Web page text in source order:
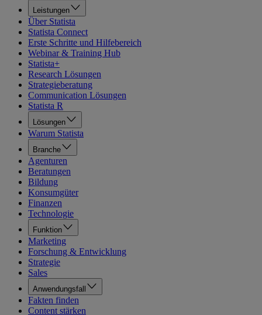
Leistungen
Über Statista
Statista Connect
Erste Schritte und Hilfebereich
Webinar & Training Hub
Statista+
Research Lösungen
Strategieberatung
Communication Lösungen
Statista R
Lösungen
Warum Statista
Branche
Agenturen
Beratungen
Bildung
Konsumgüter
Finanzen
Technologie
Funktion
Marketing
Forschung & Entwicklung
Strategie
Sales
Anwendungsfall
Fakten finden
Content stärken